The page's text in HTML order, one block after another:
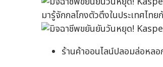
มารู้จักกลโกงตัวตึงในประเทศไทย
ร้านค้าออนไลน์ปลอมล่อหล